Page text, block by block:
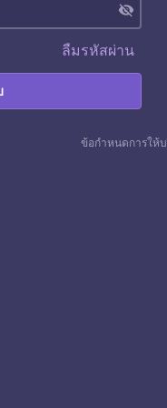
visibility_off
ลืมรหัสผ่าน
ข้อกำหนดการให้บ